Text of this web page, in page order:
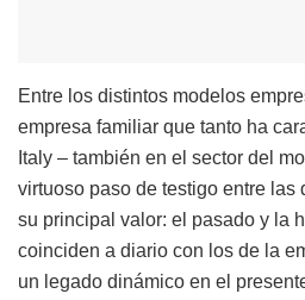
Entre los distintos modelos
empresa familiar que tanto ha
Italy – también en el sector del
virtuoso paso de testigo entre las
su principal valor: el pasado y la
coinciden a diario con los de la
un legado dinámico en el